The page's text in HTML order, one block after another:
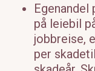
på leiebil
jobbreise,
per